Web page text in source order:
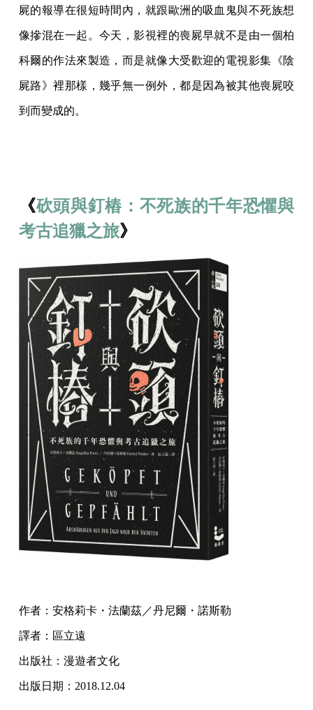
屍的報導在很短時間內，就跟歐洲的吸血鬼與不死族想
像摻混在一起。今天，影視裡的喪屍早就不是由一個柏
科爾的作法來製造，而是就像大受歡迎的電視影集《陰
屍路》裡那樣，幾乎無一例外，都是因為被其他喪屍咬
到而變成的。
《砍頭與釘樁：不死族的千年恐懼與
考古追獵之旅》
作者：安格莉卡・法蘭茲／丹尼爾・諾斯勒
譯者：區立遠
出版社：漫遊者文化
出版日期：2018.12.04